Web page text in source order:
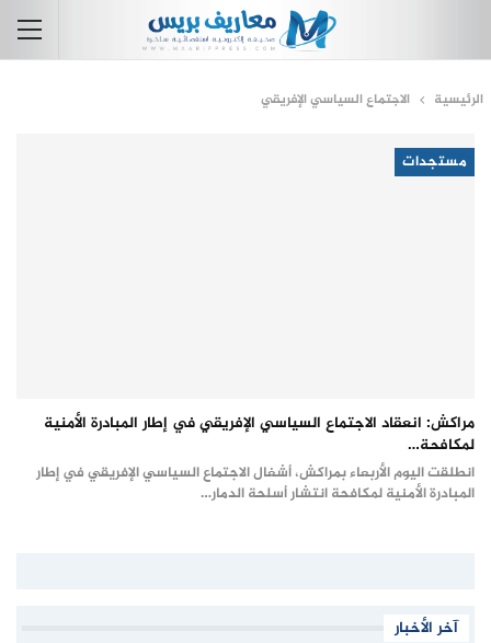
الرئيسية الاجتماع السياسي الإفريقي
مستجدات
مراكش: انعقاد الاجتماع السياسي الإفريقي في إطار المبادرة الأمنية
لمكافحة…
انطلقت اليوم الأربعاء بمراكش، أشغال الاجتماع السياسي الإفريقي في إطار
المبادرة الأمنية لمكافحة انتشار أسلحة الدمار…
آخر الأخبار